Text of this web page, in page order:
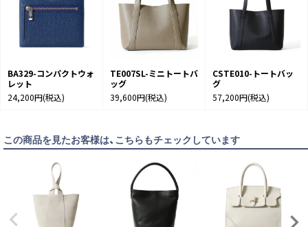
BA329-コンパクトウォ
レット
24,200円(税込)
TE007SL-ミニトートバ
ッグ
39,600円(税込)
CSTE010-トートバッ
グ
57,200円(税込)
この商品を見たお客様は、こちらもチェックしています